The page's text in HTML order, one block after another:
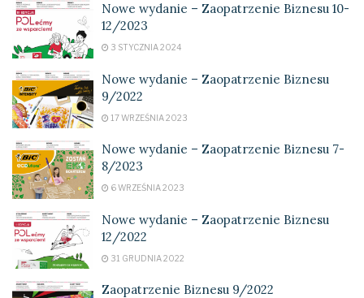
Nowe wydanie – Zaopatrzenie Biznesu 10-
12/2023
3 STYCZNIA 2024
Nowe wydanie – Zaopatrzenie Biznesu
9/2022
17 WRZEŚNIA 2023
Nowe wydanie – Zaopatrzenie Biznesu 7-
8/2023
6 WRZEŚNIA 2023
Nowe wydanie – Zaopatrzenie Biznesu
12/2022
31 GRUDNIA 2022
Zaopatrzenie Biznesu 9/2022